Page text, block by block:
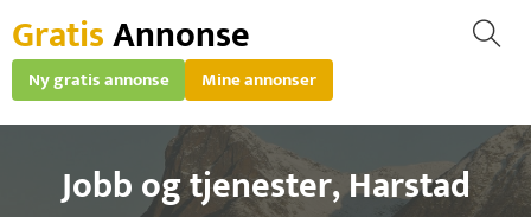
GratisAnnonse
Ny gratis annonse Mine annonser
Jobb og tjenester,Harstad